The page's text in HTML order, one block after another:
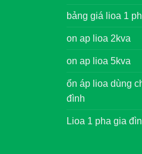
bảng giá lioa 1
on ap lioa 2kva
on ap lioa 5kva
ổn áp lioa dùng
đình
Lioa 1 pha gia